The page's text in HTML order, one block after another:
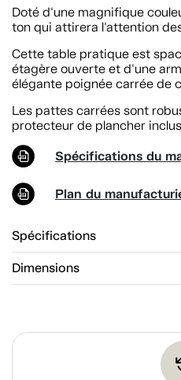
Doté d'une magnifique
ton qui attirera l'attention
Cette table pratique est
étagère ouverte et d'une
élégante poignée carrée de
Les pattes carrées sont
protecteur de plancher
Spécifications du
Plan du
Spécifications
Dimensions